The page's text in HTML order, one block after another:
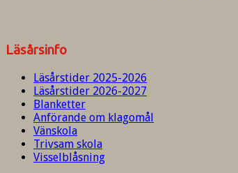
Läsårsinfo
Läsårstider 2025-2026
Läsårstider 2026-2027
Blanketter
Anförande om klagomål
Vänskola
Trivsam skola
Visselblåsning